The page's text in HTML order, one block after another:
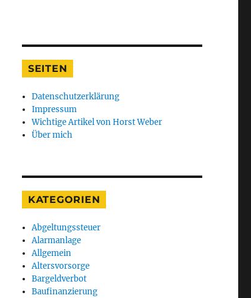
SEITEN
Datenschutzerklärung
Impressum
Wichtige Artikel von Horst Weber
Über mich
KATEGORIEN
Abgeltungssteuer
Alarmanlage
Allgemein
Altersvorsorge
Bargeldverbot
Baufinanzierung